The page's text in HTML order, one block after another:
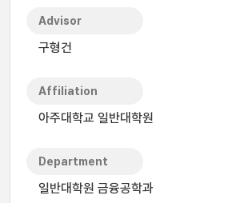
Advisor
구형건
Affiliation
아주대학교 일반대학원
Department
일반대학원 금융공학과